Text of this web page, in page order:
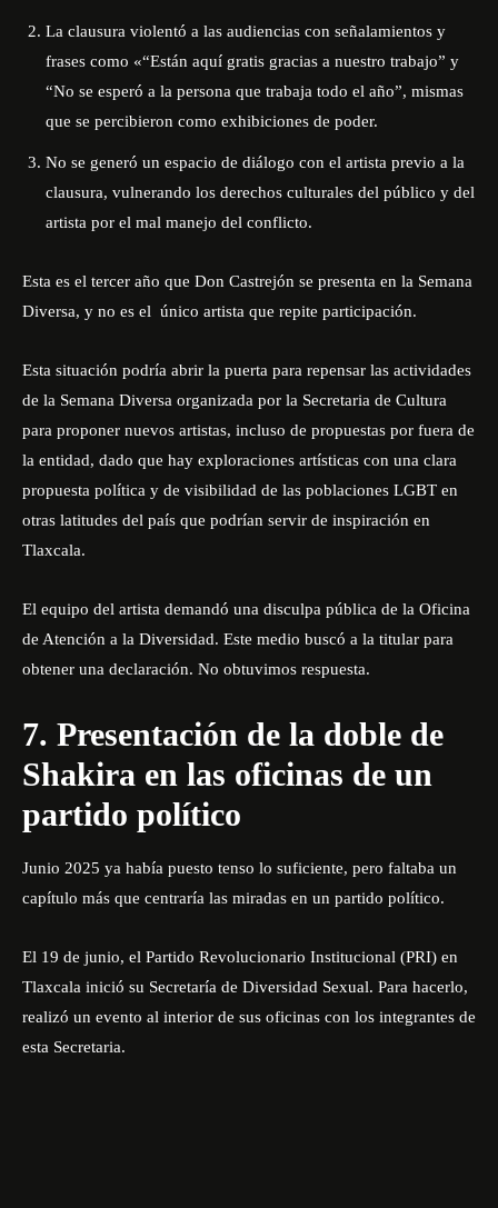
La clausura violentó a las audiencias con señalamientos y
frases como «“Están aquí gratis gracias a nuestro trabajo” y
“No se esperó a la persona que trabaja todo el año”, mismas
que se percibieron como exhibiciones de poder.
No se generó un espacio de diálogo con el artista previo a la
clausura, vulnerando los derechos culturales del público y del
artista por el mal manejo del conflicto.
Esta es el tercer año que Don Castrejón se presenta en la Semana
Diversa, y no es el único artista que repite participación.
Esta situación podría abrir la puerta para repensar las actividades
de la Semana Diversa organizada por la Secretaria de Cultura
para proponer nuevos artistas, incluso de propuestas por fuera de
la entidad, dado que hay exploraciones artísticas con una clara
propuesta política y de visibilidad de las poblaciones LGBT en
otras latitudes del país que podrían servir de inspiración en
Tlaxcala.
El equipo del artista demandó una disculpa pública de la Oficina
de Atención a la Diversidad. Este medio buscó a la titular para
obtener una declaración. No obtuvimos respuesta.
7. Presentación de la doble de
Shakira en las oficinas de un
partido político
Junio 2025 ya había puesto tenso lo suficiente, pero faltaba un
capítulo más que centraría las miradas en un partido político.
El 19 de junio, el Partido Revolucionario Institucional (PRI) en
Tlaxcala inició su Secretaría de Diversidad Sexual. Para hacerlo,
realizó un evento al interior de sus oficinas con los integrantes de
esta Secretaria.